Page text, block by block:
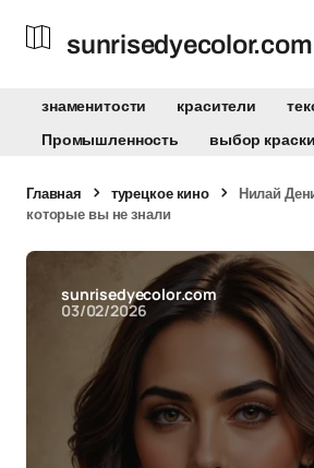
sunrisedyecolor.com
знаменитости красители
Промышленность
выбор краски
Главная турецкое кино
Нилай
которые вы не знали
sunrisedyecolor.com
03/02/2026